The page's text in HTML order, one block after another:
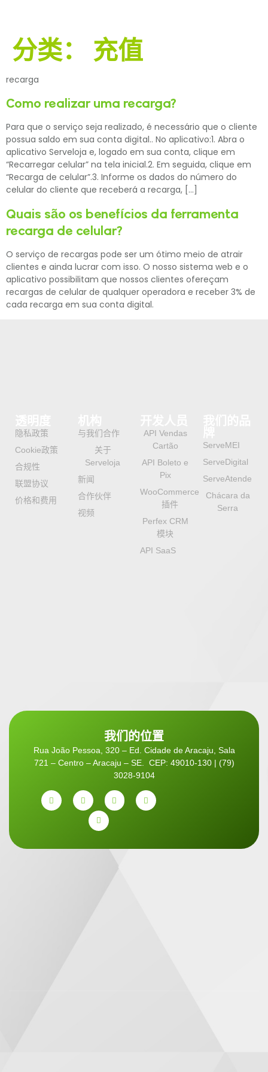
分类： 充值
recarga
Como realizar uma recarga?
Para que o serviço seja realizado, é necessário que o cliente
possua saldo em sua conta digital.. No aplicativo:1. Abra o
aplicativo Serveloja e, logado em sua conta, clique em
“Recarregar celular” na tela inicial.2. Em seguida, clique em
“Recarga de celular”.3. Informe os dados do número do
celular do cliente que receberá a recarga, […]
Quais são os benefícios da ferramenta
recarga de celular?
O serviço de recargas pode ser um ótimo meio de atrair
clientes e ainda lucrar com isso. O nosso sistema web e o
aplicativo possibilitam que nossos clientes ofereçam
recargas de celular de qualquer operadora e receber 3% de
cada recarga em sua conta digital.
隐私政策
Cookie政策
合规性
联盟协议
价格和费用
与我们合作
关于
Serveloja
新闻
合作伙伴
视频
API Vendas
Cartão
API Boleto e
Pix
WooCommerce
插件
Perfex CRM
模块
API SaaS
ServeMEI
ServeDigital
ServeAtende
Chácara da
Serra
我们的位置
Rua João Pessoa, 320 – Ed. Cidade de Aracaju, Sala
721 – Centro – Aracaju – SE. CEP: 49010-130 | (79)
3028-9104